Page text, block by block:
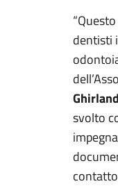
dentisti
svolto